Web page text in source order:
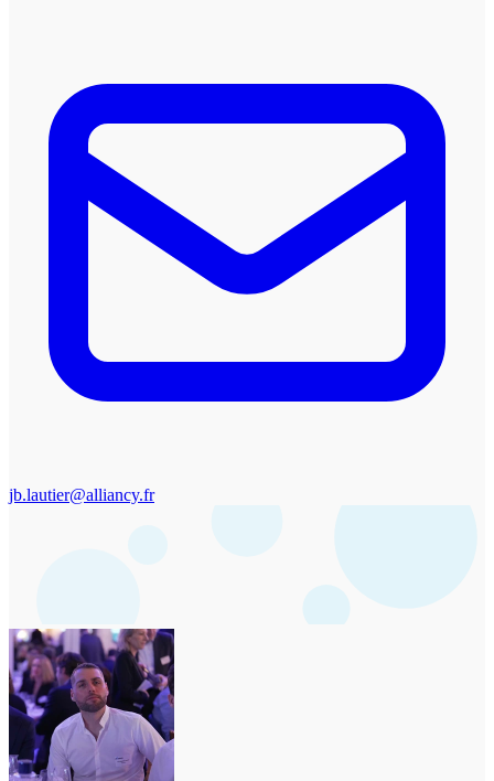
jb.lautier@alliancy.fr